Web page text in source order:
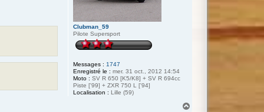
Clubman_59
Pilote Supersport
Messages : 1747
Enregistré le : mer. 31 oct., 2012 14:54
Moto : SV R 650 [K5/K8] + SV R 694cc
Piste ['99] + ZXR 750 L ['94]
Localisation : Lille (59)